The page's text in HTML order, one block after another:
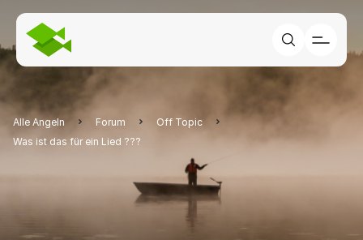
Alle Angeln Forum
Off Topic
Was ist das für ein Lied ???